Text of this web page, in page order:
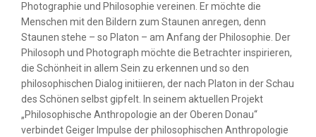
Photographie und Philosophie vereinen. Er möchte die
Menschen mit den Bildern zum Staunen anregen, denn
Staunen stehe – so Platon – am Anfang der Philosophie. Der
Philosoph und Photograph möchte die Betrachter inspirieren,
die Schönheit in allem Sein zu erkennen und so den
philosophischen Dialog initiieren, der nach Platon in der Schau
des Schönen selbst gipfelt. In seinem aktuellen Projekt
„Philosophische Anthropologie an der Oberen Donau“
verbindet Geiger Impulse der philosophischen Anthropologie